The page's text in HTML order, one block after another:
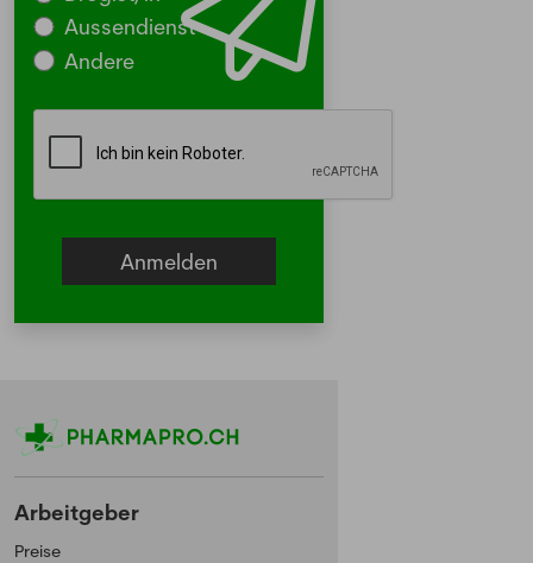
Aussendienst
Andere
Arbeitgeber
Preise